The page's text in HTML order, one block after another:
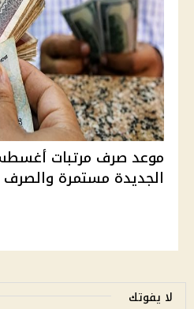
الجديدة مستمرة والصرف يوم 23
لا يفوتك